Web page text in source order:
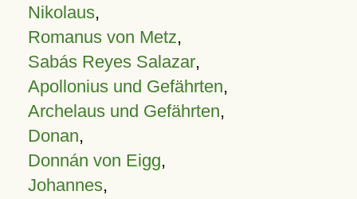
Nikolaus,
Romanus von Metz,
Sabás Reyes Salazar,
Apollonius und Gefährten,
Archelaus und Gefährten,
Donan,
Donnán von Eigg,
Johannes,